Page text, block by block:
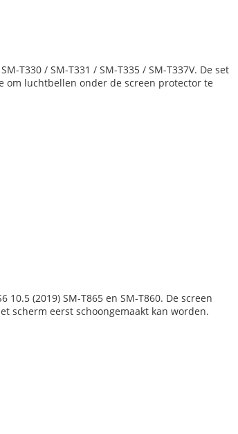
T330 / SM-T331 / SM-T335 / SM-T337V. De set
om luchtbellen onder de screen protector te
(2019) SM-T865 en SM-T860. De screen
scherm eerst schoongemaakt kan worden.